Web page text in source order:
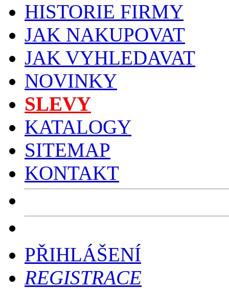
HISTORIE FIRMY
JAK NAKUPOVAT
JAK VYHLEDAVAT
NOVINKY
SLEVY
KATALOGY
SITEMAP
KONTAKT
PŘIHLÁŠENÍ
REGISTRACE